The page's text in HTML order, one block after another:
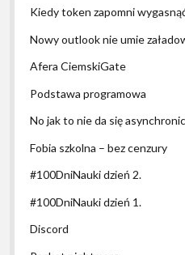
Kiedy token zapomni
Nowy outlook nie umie
Afera CiemskiGate
Podstawa programowa
No jak to nie da się
Fobia szkolna – bez cenzury
#100DniNauki dzień 2.
#100DniNauki dzień 1.
Discord